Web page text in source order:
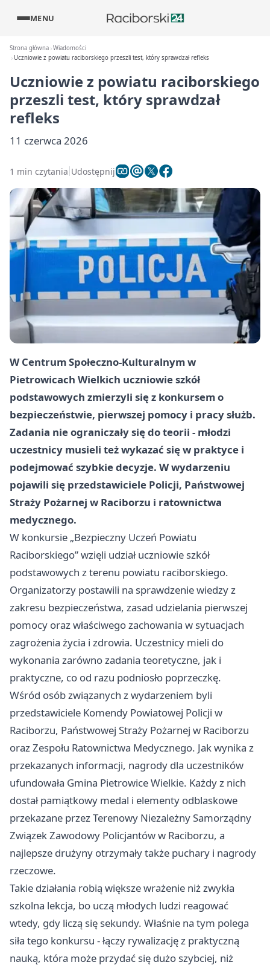
MENU
Strona główna Wiadomości
Uczniowie z powiatu raciborskiego przeszli test, który sprawdzał refleks
Uczniowie z powiatu raciborskiego
przeszli test, który sprawdzał
refleks
11 czerwca 2026
1 min czytania Udostępnij
W Centrum Społeczno-Kulturalnym w
Pietrowicach Wielkich uczniowie szkół
podstawowych zmierzyli się z konkursem o
bezpieczeństwie, pierwszej pomocy i pracy służb.
Zadania nie ograniczały się do teorii - młodzi
uczestnicy musieli też wykazać się w praktyce i
podejmować szybkie decyzje. W wydarzeniu
pojawili się przedstawiciele Policji, Państwowej
Straży Pożarnej w Raciborzu i ratownictwa
medycznego.
W konkursie „Bezpieczny Uczeń Powiatu
Raciborskiego” wzięli udział uczniowie szkół
podstawowych z terenu powiatu raciborskiego.
Organizatorzy postawili na sprawdzenie wiedzy z
zakresu bezpieczeństwa, zasad udzielania pierwszej
pomocy oraz właściwego zachowania w sytuacjach
zagrożenia życia i zdrowia. Uczestnicy mieli do
wykonania zarówno zadania teoretyczne, jak i
praktyczne, co od razu podniosło poprzeczkę.
Wśród osób związanych z wydarzeniem byli
przedstawiciele Komendy Powiatowej Policji w
Raciborzu, Państwowej Straży Pożarnej w Raciborzu
oraz Zespołu Ratownictwa Medycznego. Jak wynika z
przekazanych informacji, nagrody dla uczestników
ufundowała Gmina Pietrowice Wielkie. Każdy z nich
dostał pamiątkowy medal i elementy odblaskowe
przekazane przez Terenowy Niezależny Samorządny
Związek Zawodowy Policjantów w Raciborzu, a
najlepsze drużyny otrzymały także puchary i nagrody
rzeczowe.
Takie działania robią większe wrażenie niż zwykła
szkolna lekcja, bo uczą młodych ludzi reagować
wtedy, gdy liczą się sekundy. Właśnie na tym polega
siła tego konkursu - łączy rywalizację z praktyczną
nauką, która może przydać się dużo szybciej, niż